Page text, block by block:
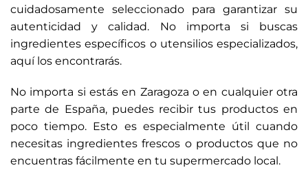
cuidadosamente seleccionado para garantizar su
autenticidad y calidad. No importa si buscas
ingredientes específicos o utensilios especializados,
aquí los encontrarás.
No importa si estás en Zaragoza o en cualquier otra
parte de España, puedes recibir tus productos en
poco tiempo. Esto es especialmente útil cuando
necesitas ingredientes frescos o productos que no
encuentras fácilmente en tu supermercado local.